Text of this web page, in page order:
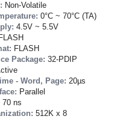
Non-Volatile
0°C ~ 70°C (TA)
4.5V ~ 5.5V
FLASH
FLASH
Package: 32-PDIP
- Word, Page: 20µs
Parallel
70 ns
512K x 8